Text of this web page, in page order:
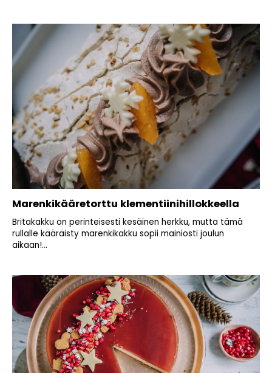
Marenkikääretorttu klementiinihillokkeella
Britakakku on perinteisesti kesäinen herkku, mutta tämä
rullalle kääräisty marenkikakku sopii mainiosti joulun
aikaan!...